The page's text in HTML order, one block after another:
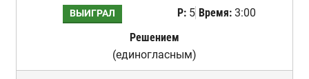
ВЫИГРАЛ Р:5 Время:3:00
Решением
(единогласным)